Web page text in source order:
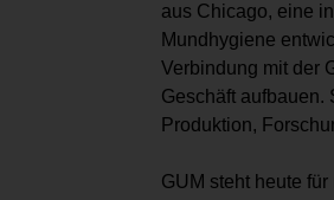
aus Chicago, eine
Mundhygiene
Verbindung mit der
Geschäft aufbauen.
Produktion,
GUM steht heute